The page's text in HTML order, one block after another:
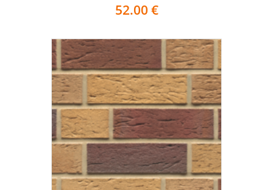
52.00 €